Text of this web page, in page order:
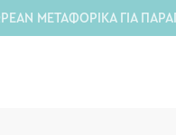
ΜΕΤΑΦΟΡΙΚΑ ΓΙΑ